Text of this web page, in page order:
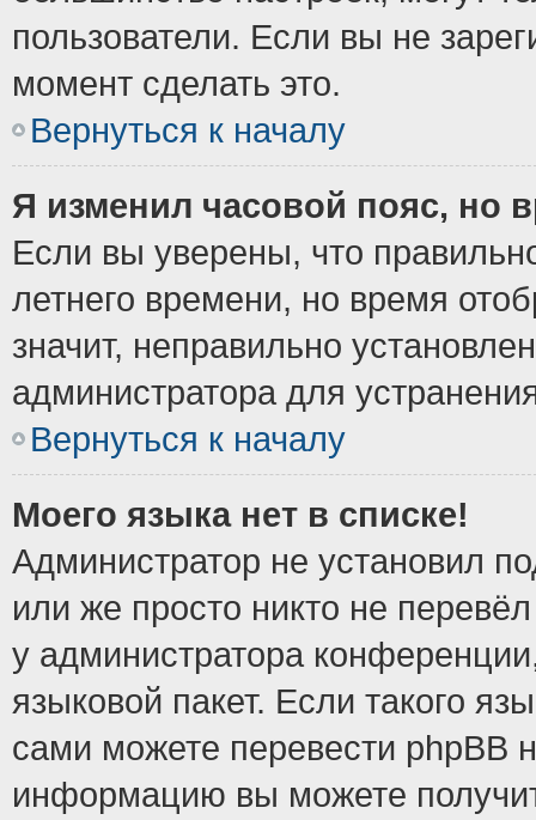
пользователи. Если вы не
момент сделать это.
Вернуться к началу
Я изменил часовой пояс, но
Если вы уверены, что
летнего времени, но время
значит, неправильно
администратора для
Вернуться к началу
Моего языка нет в списке!
Администратор не установил
или же просто никто не
у администратора
языковой пакет. Если такого
сами можете перевести phpBB
информацию вы можете